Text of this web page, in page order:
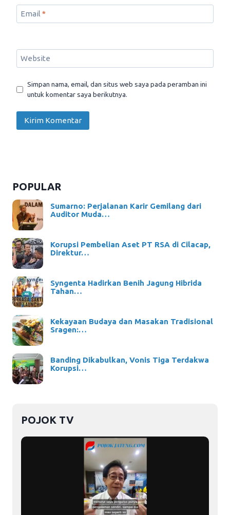
Email *
Website
Simpan nama, email, dan situs web saya pada peramban ini
untuk komentar saya berikutnya.
POPULAR
Sumarno: Perjalanan Karir Gemilang dari
Auditor Muda…
Korupsi Pembelian Aset PT RSA di Cilacap,
Direktur…
Syngenta Hadirkan Benih Jagung Hibrida
Tahan…
Kekayaan Budaya dan Masakan Tradisional
Sragen:…
Banding Dikabulkan, Vonis Tiga Terdakwa
Korupsi…
POJOK TV